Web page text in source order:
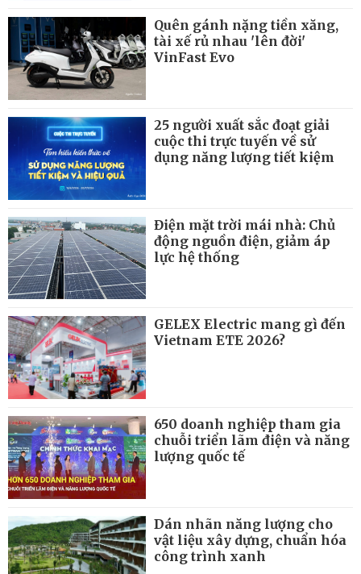
Quên gánh nặng tiền xăng,
tài xế rủ nhau 'lên đời'
VinFast Evo
25 người xuất sắc đoạt giải
cuộc thi trực tuyến về sử
dụng năng lượng tiết kiệm
Điện mặt trời mái nhà: Chủ
động nguồn điện, giảm áp
lực hệ thống
GELEX Electric mang gì đến
Vietnam ETE 2026?
650 doanh nghiệp tham gia
chuỗi triển lãm điện và năng
lượng quốc tế
Dán nhãn năng lượng cho
vật liệu xây dựng, chuẩn hóa
công trình xanh